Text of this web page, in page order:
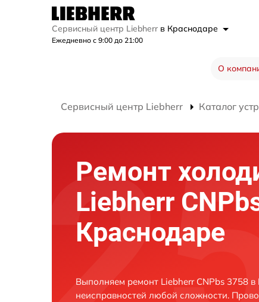
Сервисный центр Liebherr в Краснодаре
Ежедневно с 9:00 до 21:00
О
Сервисный центр Liebherr Каталог
Ремонт
Liebherr
Краснодаре
Выполняем ремонт Liebherr CNPbs 3758
неисправностей любой сложности.